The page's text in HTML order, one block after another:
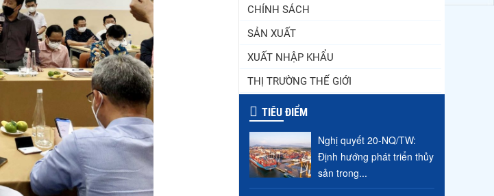
hồi nhịp, sức ép mới gia
tăng
Nhập khẩu tôm của Mỹ
VASEP chào đón Công ty
Cổ phần Thương mại Sim
Ba gia nhập...
CHÍNH SÁCH
SẢN XUẤT
XUẤT NHẬP KHẨU
THỊ TRƯỜNG THẾ GIỚI
TIÊU ĐIỂM
Nghị quyết 20-NQ/TW:
Định hướng phát triển thủy
sản trong...